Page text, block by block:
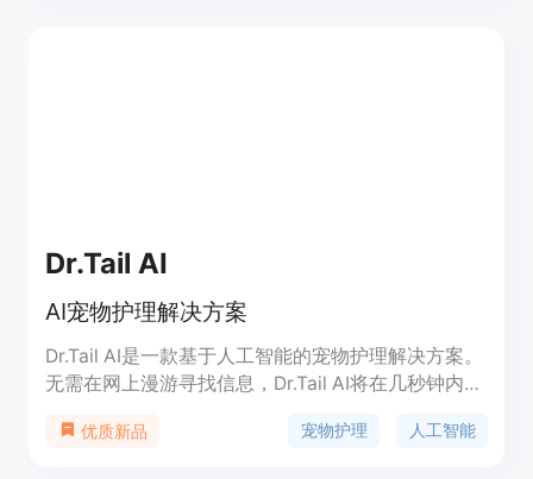
Dr.Tail AI
AI宠物护理解决方案
Dr.Tail AI是一款基于人工智能的宠物护理解决方案。
无需在网上漫游寻找信息，Dr.Tail AI将在几秒钟内收
方案和护理提示。立即注册以获取我们先进新功能的
优质新品 宠物护理 人工智能